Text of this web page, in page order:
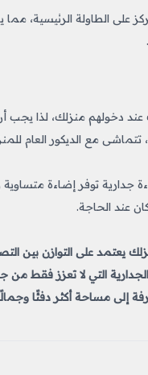
على الطاولة الرئيسية،
دخولهم منزلك، لذا يجب أن
مع الديكور العام
توفر إضاءة
عند الحاجة.
يعتمد على التوازن بين
التي لا تعزز فقط
إلى مساحة أكثر دفئًا